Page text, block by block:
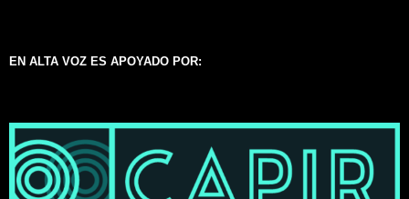
EN ALTA VOZ ES APOYADO POR: